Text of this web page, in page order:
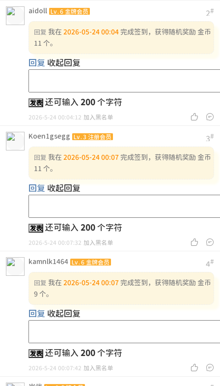
2#
aidoll Lv.6 金牌会员
回复 我在 2026-05-24 00:04 完成签到，获得随机奖励 金币
11 个。
回复 收起回复
发表 还可输入 200 个字符
 
2026-5-24 00:04:12 加入黑名单
3#
Koen1gsegg Lv.3 注册会员
回复 我在 2026-05-24 00:07 完成签到，获得随机奖励 金币
11 个。
回复 收起回复
发表 还可输入 200 个字符
 
2026-5-24 00:07:32 加入黑名单
4#
kamnlk1464 Lv.6 金牌会员
回复 我在 2026-05-24 00:07 完成签到，获得随机奖励 金币
9 个。
回复 收起回复
发表 还可输入 200 个字符
 
2026-5-24 00:07:42 加入黑名单